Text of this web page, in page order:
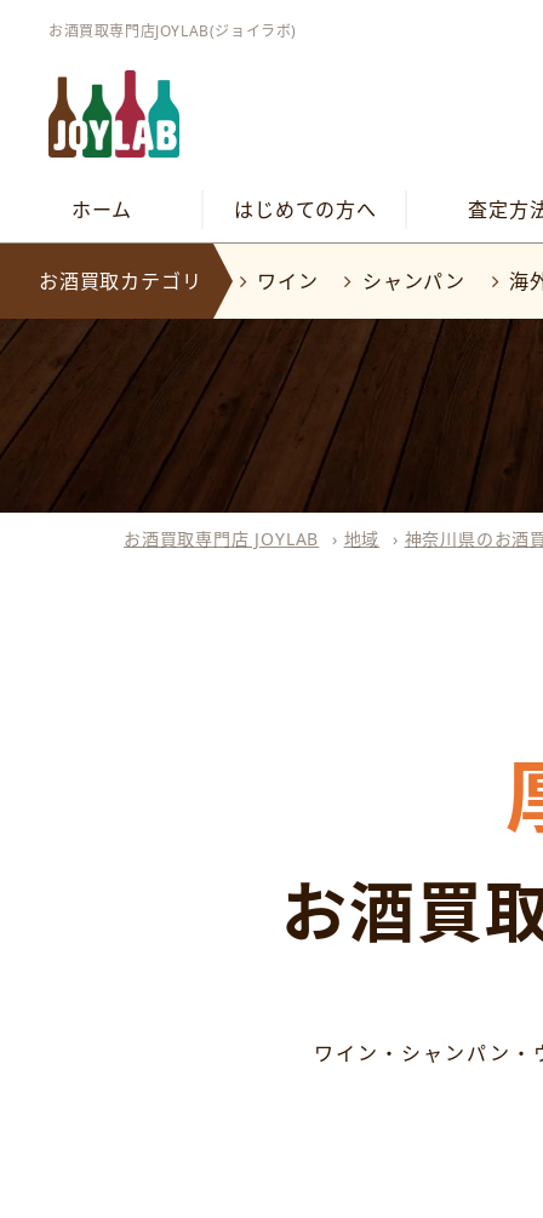
お酒買取専門店JOYLAB(ジョイラボ)
ホーム はじめての方へ 査定方
お酒買取カテゴリ ワイン シャンパン 海
お酒買取専門店 JOYLAB › 地域 › 神奈川県のお酒
お酒買
ワイン・シャンパン